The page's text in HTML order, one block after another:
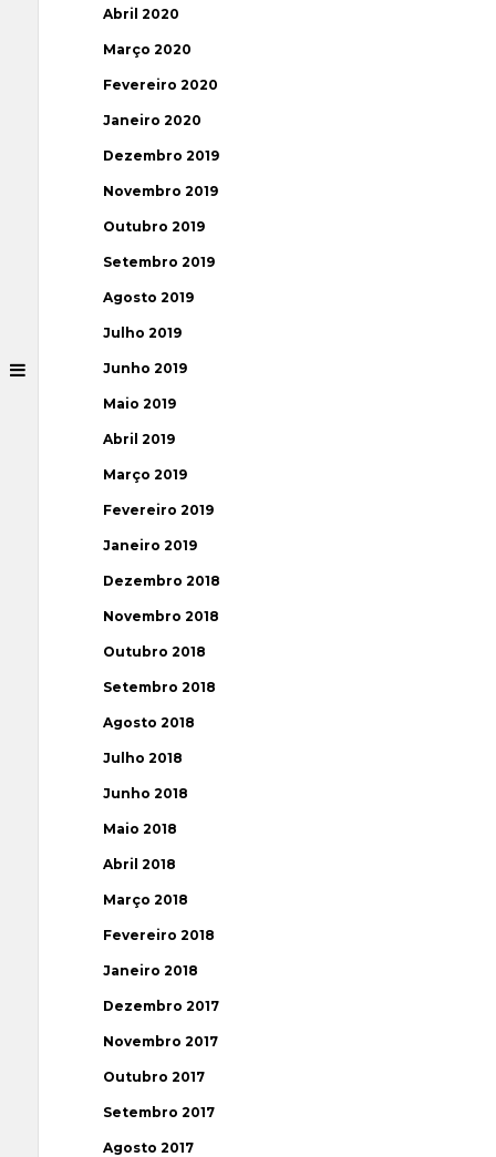
Abril 2020
Março 2020
Fevereiro 2020
Janeiro 2020
Dezembro 2019
Novembro 2019
Outubro 2019
Setembro 2019
Agosto 2019
Julho 2019
Junho 2019
Maio 2019
Abril 2019
Março 2019
Fevereiro 2019
Janeiro 2019
Dezembro 2018
Novembro 2018
Outubro 2018
Setembro 2018
Agosto 2018
Julho 2018
Junho 2018
Maio 2018
Abril 2018
Março 2018
Fevereiro 2018
Janeiro 2018
Dezembro 2017
Novembro 2017
Outubro 2017
Setembro 2017
Agosto 2017